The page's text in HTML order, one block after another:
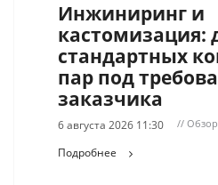
Инжиниринг и
кастомизация:
стандартных
пар под
заказчика
6 августа 2026 11:30 //
Подробнее